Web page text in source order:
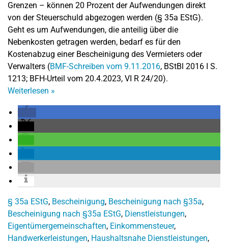
Grenzen – können 20 Prozent der Aufwendungen direkt
von der Steuerschuld abgezogen werden (§ 35a EStG).
Geht es um Aufwendungen, die anteilig über die
Nebenkosten getragen werden, bedarf es für den
Kostenabzug einer Bescheinigung des Vermieters oder
Verwalters (BMF-Schreiben vom 9.11.2016, BStBl 2016 I S.
1213; BFH-Urteil vom 20.4.2023, VI R 24/20).
Weiterlesen »
§ 35a EStG, Bescheinigung, Bescheinigung nach §35a,
Bescheinigung nach §35a EStG, Dienstleistungen,
Eigentümergemeinschaften, Einkommensteuer,
Handwerkerleistungen, Haushaltsnahe Dienstleistungen,